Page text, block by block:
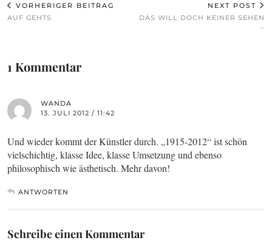
VORHERIGER BEITRAG
AUF GEHTS
NEXT POST
DAS WILL DOCH KEINER SEHEN
–
1 Kommentar
WANDA
13. JULI 2012 / 11:42
Und wieder kommt der Künstler durch. „1915-2012“ ist schön
vielschichtig, klasse Idee, klasse Umsetzung und ebenso
philosophisch wie ästhetisch. Mehr davon!
ANTWORTEN
Schreibe einen Kommentar